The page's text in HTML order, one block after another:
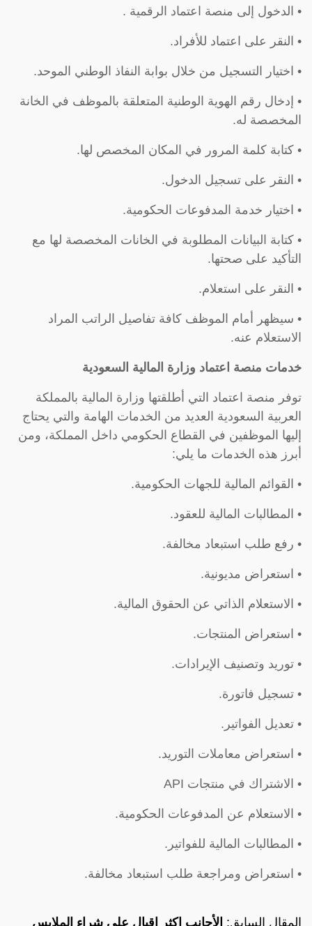
• الدخول إلى منصة اعتماد الرقمية .
• النقر على اعتماد للأفراد.
• اختيار التسجيل من خلال بوابة النفاذ الوطني الموحد.
• إدخال رقم الهوية الوطنية المتعلقة بالموظف في الخانة
المخصصة له.
• كتابة كلمة المرور في المكان المخصص لها.
• النقر على تسجيل الدخول.
• اختيار خدمة المدفوعات الحكومية.
• كتابة البيانات المطلوبة في الخانات المخصصة لها مع
التأكيد على صحتها.
• النقر على استعلام.
• سيظهر أمام الموظف كافة تفاصيل الراتب المراد
الاستعلام عنه.
خدمات منصة اعتماد وزارة المالية السعودية
توفر منصة اعتماد التي أطلقتها وزارة المالية بالمملكة
العربية السعودية العديد من الخدمات الهامة والتي يحتاج
إليها الموظفين في القطاع الحكومي داخل المملكة، ومن
أبرز هذه الخدمات ما يلي:
• القوائم المالية للجهات الحكومية.
• المطالبات المالية للعقود.
• رفع طلب استبعاد مخالفة.
• استعراض مديونية.
• الاستعلام الذاتي عن الحقوق المالية.
• استعراض المنتجات.
• توريد وتصنيف الإيرادات.
• تسجيل فاتورة.
• تعديل الفواتير.
• استعراض معاملات التوريد.
• الاشتراك في منتجات API
• الاستعلام عن المدفوعات الحكومية.
• المطالبات المالية للفواتير.
• استعراض ومراجعة طلب استبعاد مخالفة.
المقال السابق: الأجانب اكثر إقبال على شراء الملابس